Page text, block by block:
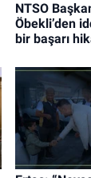
NTSO
Öbekli’den
bir başarı